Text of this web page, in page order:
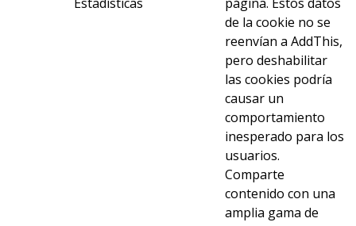
de la cookie no se
reenvían a AddThis,
pero deshabilitar
las cookies podría
causar un
comportamiento
inesperado para los
usuarios.
Comparte
contenido con una
amplia gama de